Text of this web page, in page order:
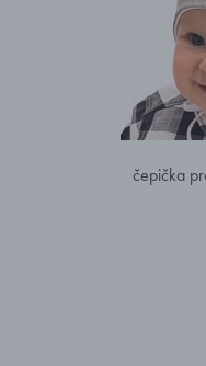
čepička